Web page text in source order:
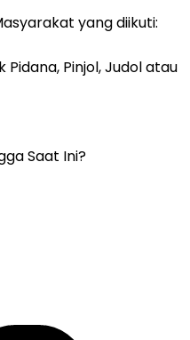
yang diikuti:
Pinjol, Judol atau
Saat Ini?